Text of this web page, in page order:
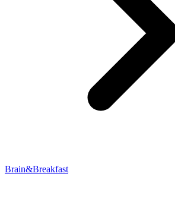
Brain&Breakfast